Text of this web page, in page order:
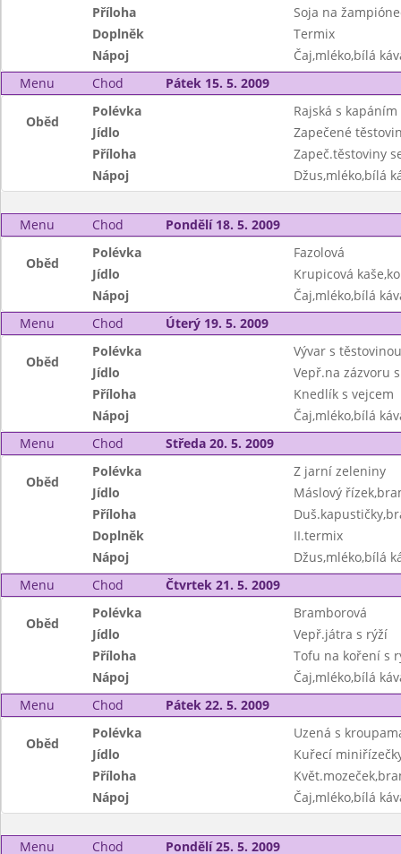
Příloha
Soja na
Doplněk
Termix
Nápoj
Čaj,mléko,bílá
Menu
Chod Pátek 15. 5. 2009
Oběd
Polévka
Rajská s kapáním
Jídlo
Zapečené
Příloha
Zapeč.těstoviny
Nápoj
Džus,mléko,bílá
Menu Chod Pondělí 18. 5. 2009
Oběd
Polévka
Fazolová
Jídlo
Krupicová
Nápoj
Čaj,mléko,bílá
Menu
Chod Úterý 19. 5. 2009
Oběd
Polévka
Vývar s těstovinou
Jídlo
Vepř.na zázvoru
Příloha
Knedlík s vejcem
Nápoj
Čaj,mléko,bílá
Menu
Chod Středa 20. 5. 2009
Oběd
Polévka
Z jarní zeleniny
Jídlo
Máslový
Příloha
Doplněk
II.termix
Nápoj
Džus,mléko,bílá
Menu
Chod Čtvrtek 21. 5. 2009
Oběd
Polévka
Bramborová
Jídlo
Vepř.játra s rýží
Příloha
Tofu na koření s
Nápoj
Čaj,mléko,bílá
Menu
Chod Pátek 22. 5. 2009
Oběd
Polévka
Uzená s
Jídlo
Kuřecí
Příloha
Nápoj
Čaj,mléko,bílá
Menu Chod Pondělí 25. 5. 2009